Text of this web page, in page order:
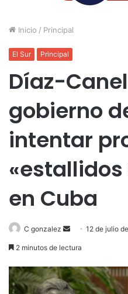
Inicio / Principal
El Sur Principal
Díaz-
gobierno
intentar
en Cuba
C gonzalez
Send12 de julio
2 minutos de lectura